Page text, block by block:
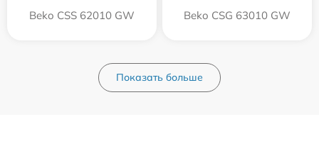
Beko CSS 62010 GW Beko CSG 63010 GW
Показать больше